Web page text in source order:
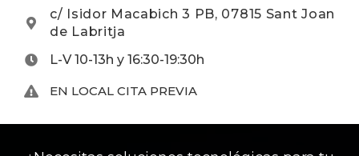
c/ Isidor Macabich 3 PB, 07815 Sant Joan
de Labritja
L-V 10-13h y 16:30-19:30h
EN LOCAL CITA PREVIA